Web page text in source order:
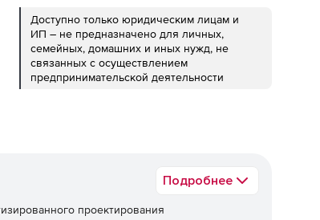
Доступно только юридическим лицам и
ИП – не предназначено для личных,
семейных, домашних и иных нужд, не
связанных с осуществлением
предпринимательской деятельности
Подробнее
проектирования